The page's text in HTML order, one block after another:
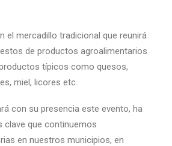
el mercadillo tradicional que reunirá
de productos agroalimentarios
típicos como quesos,
miel, licores etc.
con su presencia este evento, ha
clave que continuemos
en nuestros municipios, en